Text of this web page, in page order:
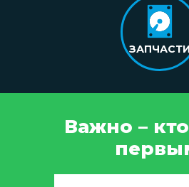
ЗАПЧАСТИ
Важно –